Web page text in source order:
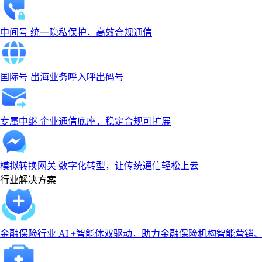
中间号 统一隐私保护，高效合规通信
国际号 出海业务呼入呼出码号
专属中继 企业通信底座，稳定合规可扩展
模拟转换网关 数字化转型，让传统通信轻松上云
行业解决方案
金融保险行业 AI +智能体双驱动，助力金融保险机构智能营销